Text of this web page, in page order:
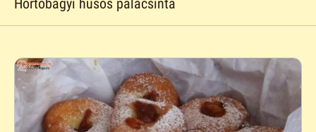
Hortobágyi husos palacsinta